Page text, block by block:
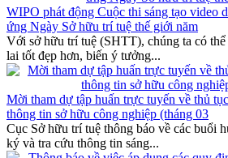
WIPO phát động Cuộc thi sáng tạo video
ứng Ngày Sở hữu trí tuệ thế giới năm
Với sở hữu trí tuệ (SHTT), chúng ta có
lai tốt đẹp hơn, biến ý tưởng...
Mời tham dự tập huấn trực tuyến về thủ
thông tin sở hữu công nghiệp (tháng 03
Cục Sở hữu trí tuệ thông báo về các buổi
ký và tra cứu thông tin sáng...